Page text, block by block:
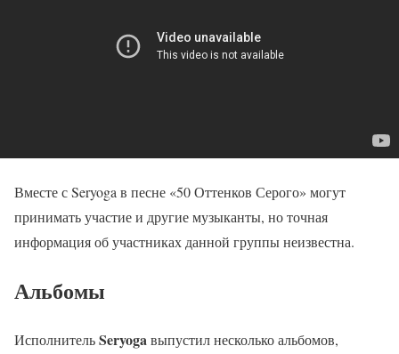
Вместе с Seryoga в песне «50 Оттенков Серого» могут
принимать участие и другие музыканты, но точная
информация об участниках данной группы неизвестна.
Альбомы
ИсполнительSeryogaвыпустил несколько альбомов,